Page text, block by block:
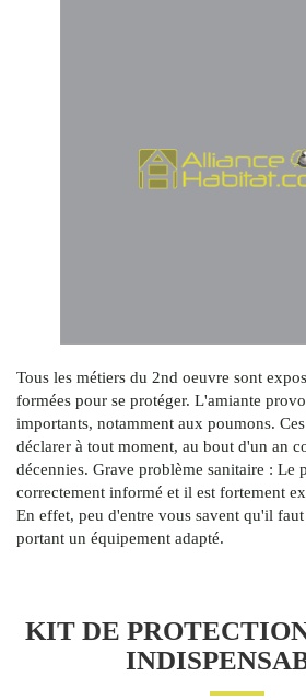
Tous les métiers du 2nd oeuvre sont
formées pour se protéger. L'amiante
importants, notamment aux poumons.
déclarer à tout moment, au bout d'un an
décennies. Grave problème sanitaire : Le
correctement informé et il est fortement
En effet, peu d'entre vous savent qu'il faut
portant un équipement adapté.
KIT DE